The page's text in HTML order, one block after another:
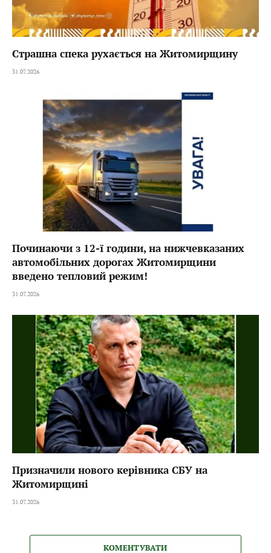
Страшна спека рухається на Житомирщину
31.07.2026
Починаючи з 12-ї години, на нижчевказаних
автомобільних дорогах Житомирщини
введено тепловий режим!
31.07.2026
Призначили нового керівника СБУ на
Житомирщині
31.07.2026
КОМЕНТУВАТИ